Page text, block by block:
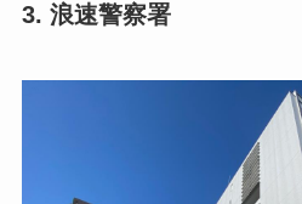
3. 浪速警察署